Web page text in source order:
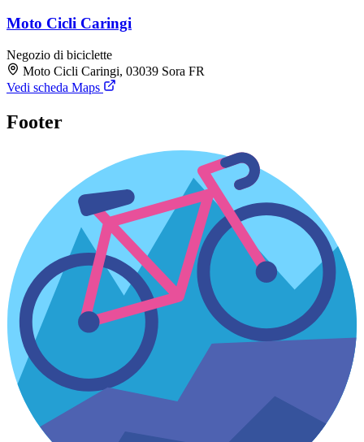
Moto Cicli Caringi
Negozio di biciclette
Moto Cicli Caringi, 03039 Sora FR
Vedi scheda Maps
Footer